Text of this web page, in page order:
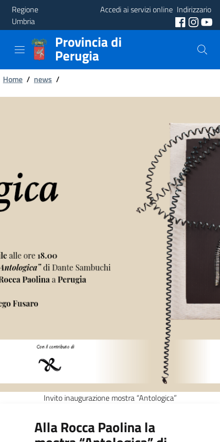
Regione
Umbria
Accedi ai servizi online Indirizzario
Provincia
Aree
Tematiche
Provincia di
Perugia
Briciole
di
Home / news /
Invito inaugurazione mostra “Antologica”
Alla Rocca Paolina la